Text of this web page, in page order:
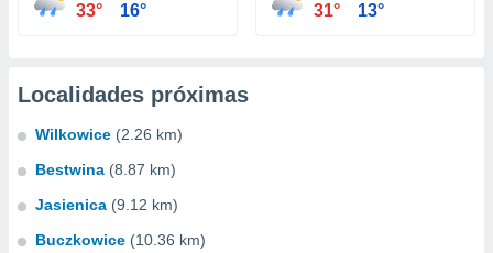
33° 16° 31° 13°
Localidades próximas
Wilkowice (2.26 km)
Bestwina (8.87 km)
Jasienica (9.12 km)
Buczkowice (10.36 km)